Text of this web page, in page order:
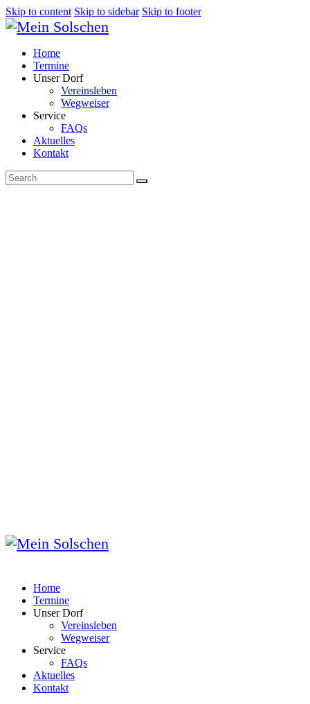
Skip to content Skip to sidebar Skip to footer
Home
Termine
Unser Dorf
Vereinsleben
Wegweiser
Service
FAQs
Aktuelles
Kontakt
Home
Termine
Unser Dorf
Vereinsleben
Wegweiser
Service
FAQs
Aktuelles
Kontakt